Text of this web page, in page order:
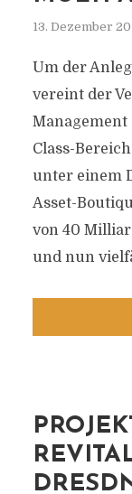
13. Dezember
Um der
vereint der
Class-
unter einem
Asset-
von 40
und nun